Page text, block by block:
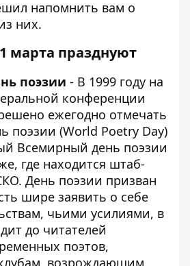
напомнить вам о
них.
марта празднуют
поэзии - В 1999 году на
конференции
ежегодно отмечать
поэзии (World Poetry Day)
Всемирный день поэзии
где находится штаб-
День поэзии призван
шире заявить о себе
чьими усилиями, в
до читателей
поэтов,
возрождающим